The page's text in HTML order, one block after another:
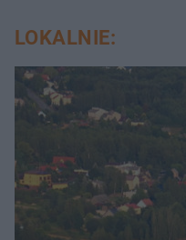
LOKALNIE: